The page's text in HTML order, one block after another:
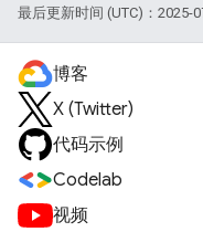
最后更新时间 (UTC)：2025-
博客
X (Twitter)
代码示例
Codelab
视频